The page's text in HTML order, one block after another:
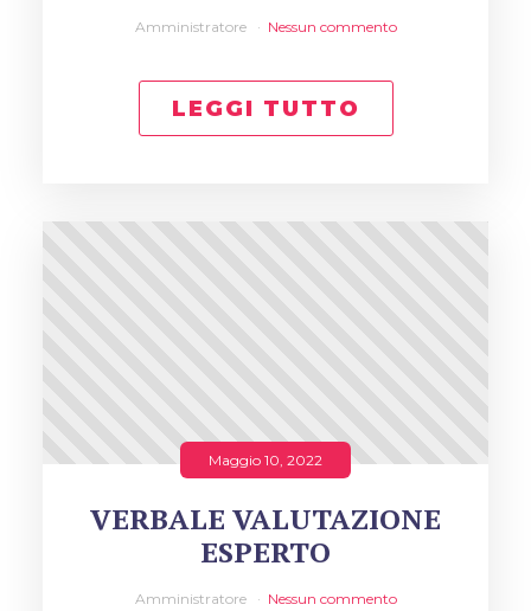
Amministratore Nessun commento
LEGGI TUTTO
Maggio 10, 2022
VERBALE VALUTAZIONE
ESPERTO
Amministratore Nessun commento